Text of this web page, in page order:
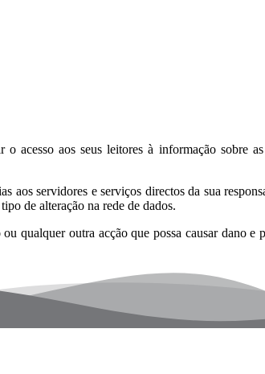
aos seus leitores à informação sobre
servidores e serviços directos da sua
de alteração na rede de dados.
qualquer outra acção que possa causar dano